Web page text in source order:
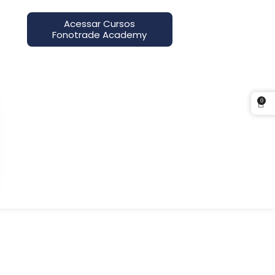
Acessar Cursos
Fonotrade Academy
0